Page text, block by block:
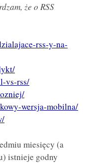
że o RSS
rss-y-na-
vs-rss/
wersja-mobilna/
miesięcy (a
istnieje godny